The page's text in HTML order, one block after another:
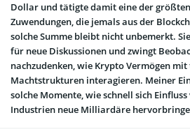
Dollar und tätigte damit eine der
Zuwendungen, die jemals aus der
solche Summe bleibt nicht unbemerkt.
für neue Diskussionen und zwingt
nachzudenken, wie Krypto Vermögen
Machtstrukturen interagieren. Meiner
solche Momente, wie schnell sich
Industrien neue Milliardäre